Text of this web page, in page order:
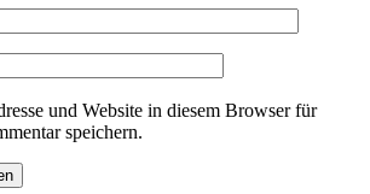
und Website in diesem Browser für
speichern.